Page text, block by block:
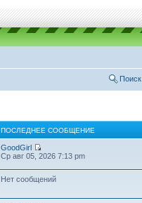
Поиск
ПОСЛЕДНЕЕ СООБЩЕНИЕ
GoodGirl
Ср авг 05, 2026 7:13 pm
Нет сообщений